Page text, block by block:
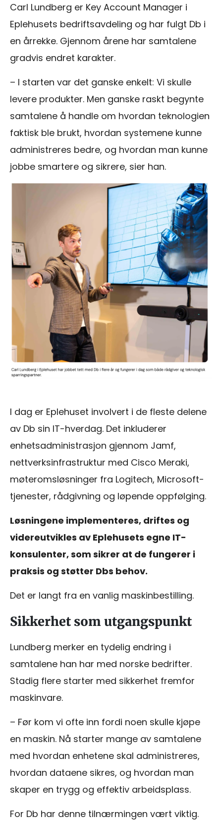
Carl Lundberg er Key Account Manager i
Eplehusets bedriftsavdeling og har fulgt Db i
en årrekke. Gjennom årene har samtalene
gradvis endret karakter.
– I starten var det ganske enkelt: Vi skulle
levere produkter. Men ganske raskt begynte
samtalene å handle om hvordan teknologien
faktisk ble brukt, hvordan systemene kunne
administreres bedre, og hvordan man kunne
jobbe smartere og sikrere, sier han.
I dag er Eplehuset involvert i de fleste delene
av Db sin IT-hverdag. Det inkluderer
enhetsadministrasjon gjennom Jamf,
nettverksinfrastruktur med Cisco Meraki,
møteromsløsninger fra Logitech, Microsoft-
tjenester, rådgivning og løpende oppfølging.
Løsningene implementeres, driftes og
videreutvikles av Eplehusets egne IT-
konsulenter, som sikrer at de fungerer i
praksis og støtter Dbs behov.
Det er langt fra en vanlig maskinbestilling.
Sikkerhet som utgangspunkt
Lundberg merker en tydelig endring i
samtalene han har med norske bedrifter.
Stadig flere starter med sikkerhet fremfor
maskinvare.
– Før kom vi ofte inn fordi noen skulle kjøpe
en maskin. Nå starter mange av samtalene
med hvordan enhetene skal administreres,
hvordan dataene sikres, og hvordan man
skaper en trygg og effektiv arbeidsplass.
For Db har denne tilnærmingen vært viktig.